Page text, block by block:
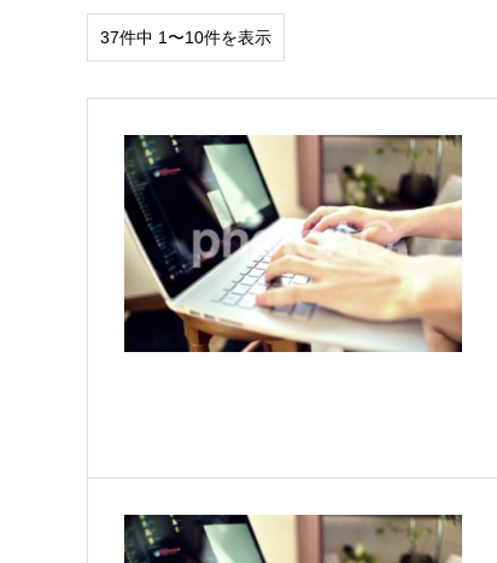
37件中 1〜10件を表示